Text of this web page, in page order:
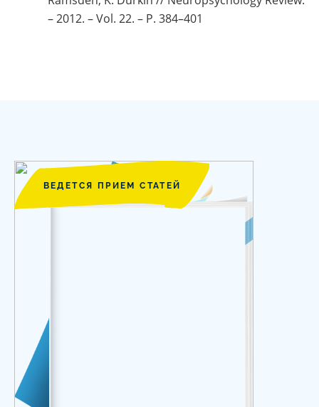
– 2012. – Vol. 22. – P. 384–401
ВЕДЕТСЯ ПРИЕМ СТАТЕЙ